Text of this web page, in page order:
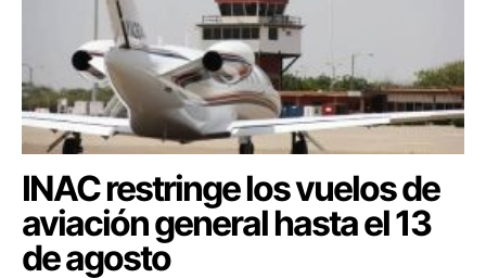
INAC restringe los vuelos de
aviación general hasta el 13
de agosto